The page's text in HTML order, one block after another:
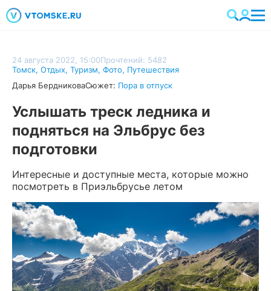
24 августа 2022, 15:00Прочтений: 5482
Томск, Отдых, Туризм, Фото, Путешествия
Дарья БердниковаСюжет: Пора в отпуск
Услышать треск ледника и
подняться на Эльбрус без
подготовки
Интересные и доступные места, которые можно
посмотреть в Приэльбрусье летом